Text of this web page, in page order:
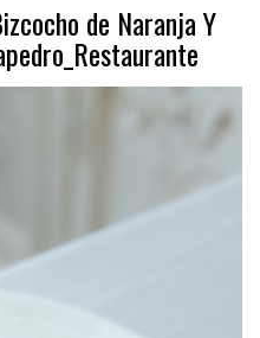
de Naranja Y